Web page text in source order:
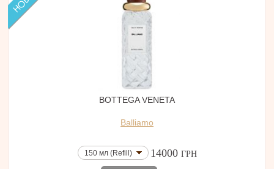
BOTTEGA VENETA
Balliamo
150 мл (Refill) 14000 ГРН